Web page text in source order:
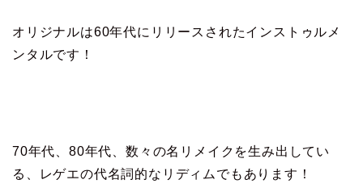
オリジナルは60年代にリリースされたインストゥルメ
ンタルです！
70年代、80年代、数々の名リメイクを生み出してい
る、レゲエの代名詞的なリディムでもあります！